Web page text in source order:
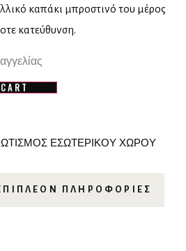
καπάκι μπροστινό του μέρος
κατεύθυνση.
ΕΣΩΤΕΡΙΚΟΥ ΧΩΡΟΥ
ΠΛΗΡΟΦΟΡΊΕΣ